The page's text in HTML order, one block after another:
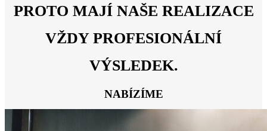
PROTO MAJÍ NAŠE REALIZACE
VŽDY PROFESIONÁLNÍ
VÝSLEDEK.
NABÍZÍME